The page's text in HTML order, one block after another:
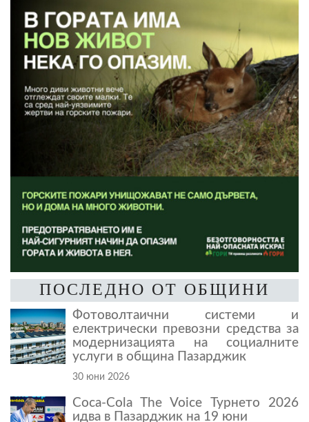
ПОСЛЕДНО ОТ ОБЩИНИ
Фотоволтаични системи и
електрически превозни средства за
модернизацията на социалните
услуги в община Пазарджик
30 юни 2026
Coca-Cola The Voice Турнето 2026
идва в Пазарджик на 19 юни